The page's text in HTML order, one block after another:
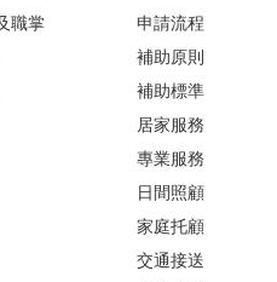
職掌
申請流程
補助原則
補助標準
居家服務
專業服務
日間照顧
家庭托顧
交通接送